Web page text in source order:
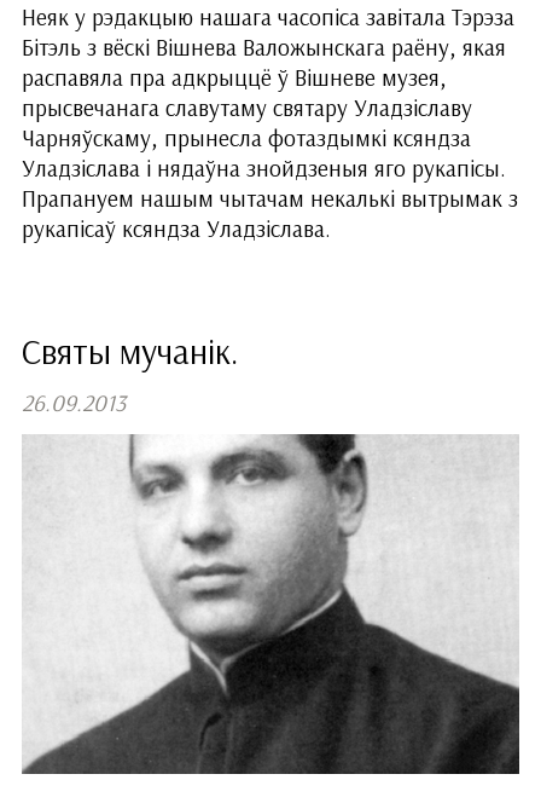
Неяк у рэдакцыю нашага часопіса завітала Тэрэза
Бітэль з вёскі Вішнева Валожынскага раёну, якая
распавяла пра адкрыццё ў Вішневе музея,
прысвечанага славутаму святару Уладзіславу
Чарняўскаму, прынесла фотаздымкі ксяндза
Уладзіслава і нядаўна знойдзеныя яго рукапісы.
Прапануем нашым чытачам некалькі вытрымак з
рукапісаў ксяндза Уладзіслава.
Святы мучанік.
26.09.2013